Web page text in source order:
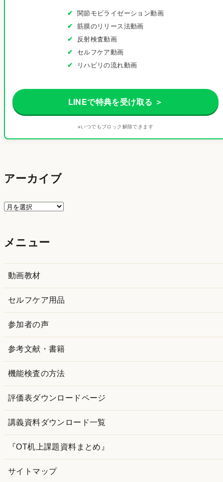
関節モビライゼーション動画
筋膜のリリース法動画
反射検査動画
セルフケア動画
リハビリの流れ動画
LINEで特典を受け取る ＞
※いつでもブロック解除できます
アーカイブ
ア
イ
メニュー
動画教材
セルフケア用品
参加者の声
参考文献・書籍
機能検査の方法
評価表ダウンロードページ
講義資料ダウンロード一覧
『OT机上課題資料まとめ』
サイトマップ